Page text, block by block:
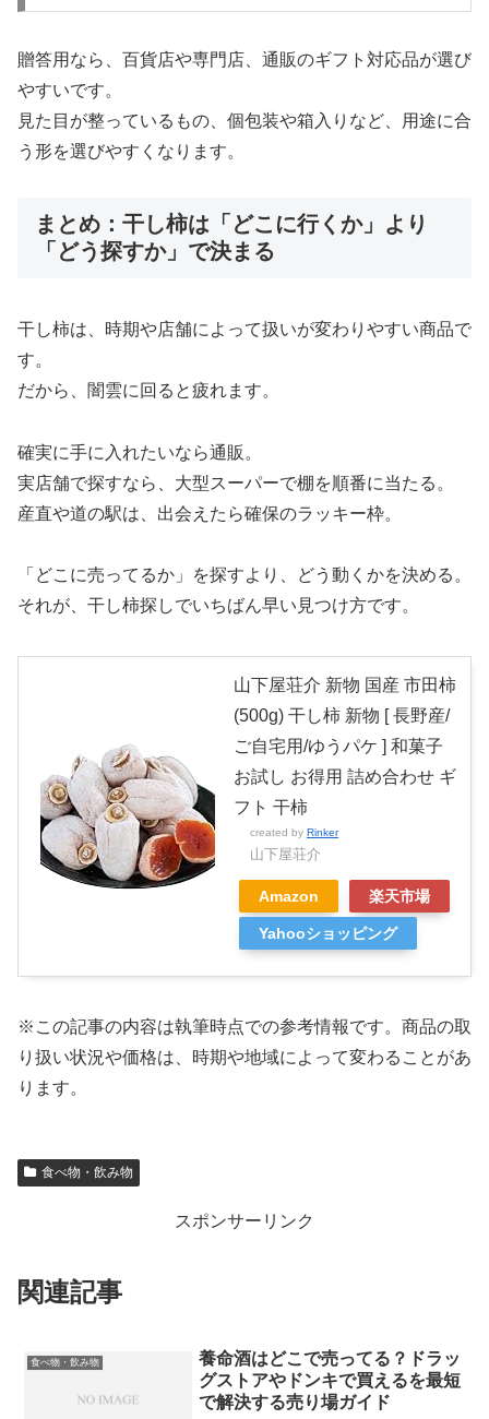
贈答用なら、百貨店や専門店、通販のギフト対応品が選び
やすいです。
見た目が整っているもの、個包装や箱入りなど、用途に合
う形を選びやすくなります。
まとめ：干し柿は「どこに行くか」より
「どう探すか」で決まる
干し柿は、時期や店舗によって扱いが変わりやすい商品で
す。
だから、闇雲に回ると疲れます。
確実に手に入れたいなら通販。
実店舗で探すなら、大型スーパーで棚を順番に当たる。
産直や道の駅は、出会えたら確保のラッキー枠。
「どこに売ってるか」を探すより、どう動くかを決める。
それが、干し柿探しでいちばん早い見つけ方です。
山下屋荘介 新物 国産 市田柿
(500g) 干し柿 新物 [ 長野産/
ご自宅用/ゆうパケ ] 和菓子
お試し お得用 詰め合わせ ギ
フト 干柿
created by Rinker
山下屋荘介
Amazon 楽天市場
Yahooショッピング
※この記事の内容は執筆時点での参考情報です。商品の取
り扱い状況や価格は、時期や地域によって変わることがあ
ります。
食べ物・飲み物
スポンサーリンク
関連記事
食べ物・飲み物
養命酒はどこで売ってる？ドラッ
グストアやドンキで買えるを最短
で解決する売り場ガイド